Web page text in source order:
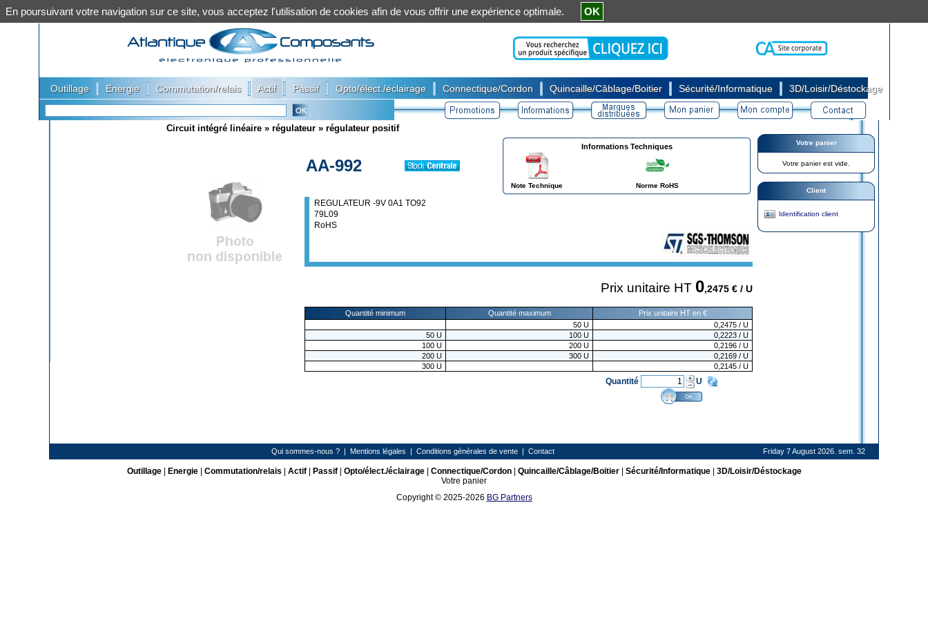
Outillage Energie Commutation/relais Actif Passif Opto/élect./éclairage Connectique/Cordon Quincaille/Câblage/Boitier Sécurité/Informatique 3D/Loisir/Déstockage
Circuit intégré linéaire » régulateur » régulateur positif
AA-992
Informations Techniques
Note Technique Norme RoHS
REGULATEUR -9V 0A1 TO92
79L09
RoHS
Prix unitaire HT 0,2475 € / U
Quantité minimum Quantité maximum
Prix unitaire HT en €
50 U 0,2475 / U
50 U 100 U 0,2223 / U
100 U 200 U 0,2196 / U
200 U 300 U 0,2169 / U
300 U 0,2145 / U
Quantité U
Votre panier
Votre panier est vide.
Client
Identification client
Qui sommes-nous ? | Mentions légales | Conditions générales de vente | Contact Friday 7 August 2026. sem. 32
Outillage| Energie| Commutation/relais Actif| Passif| Opto/élect./éclairage| Connectique/Cordon| Quincaille/Câblage/Boitier| Sécurité/Informatique| 3D/Loisir/Déstockage
Votre panier
Copyright © 2025-2026 BG Partners
En poursuivant votre navigation sur ce site, vous acceptez l'utilisation de cookies afin de vous offrir une expérience optimale. OK